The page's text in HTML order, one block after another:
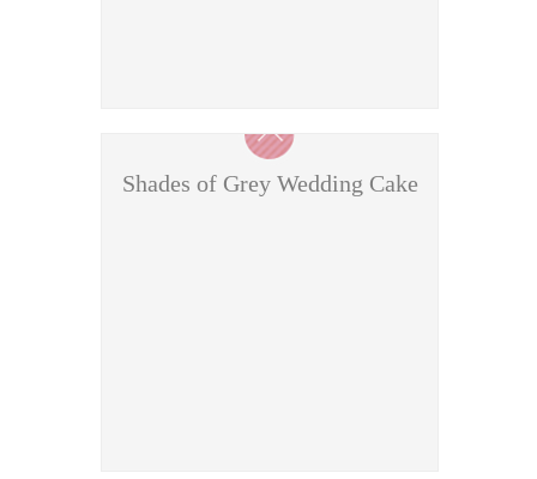
Shades of Grey Wedding Cake